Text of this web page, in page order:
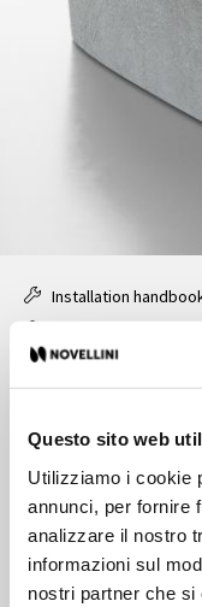
Questo sito web
Utilizziamo i cookie
annunci, per fornire
analizzare il nostro
informazioni sul
nostri partner che si
Installation
Characteristics
Price range: